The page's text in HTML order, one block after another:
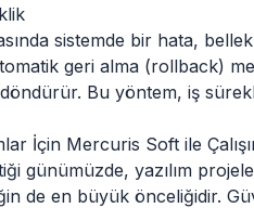
sistemde bir hata,
geri alma (rollback)
Bu yöntem, iş
İçin Mercuris Soft ile
günümüzde, yazılım
de en büyük önceliğidir.